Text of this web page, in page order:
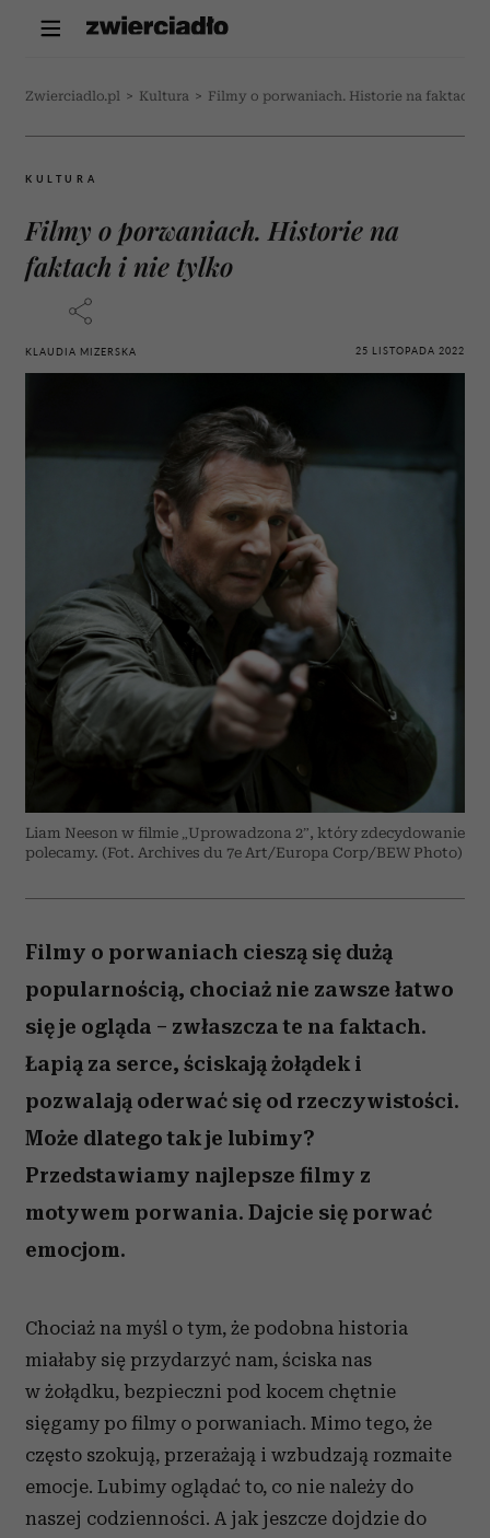
Zwierciadlo.pl > Kultura > Filmy o porwaniach. Historie na faktach
KULTURA
Filmy o porwaniach. Historie na
faktach i nie tylko
KLAUDIA MIZERSKA 25 LISTOPADA 2022
Liam Neeson w filmie „Uprowadzona 2”, który zdecydowanie
polecamy. (Fot. Archives du 7e Art/Europa Corp/BEW Photo)
Filmy o porwaniach cieszą się dużą
popularnością, chociaż nie zawsze łatwo
się je ogląda – zwłaszcza te na faktach.
Łapią za serce, ściskają żołądek i
pozwalają oderwać się od rzeczywistości.
Może dlatego tak je lubimy?
Przedstawiamy najlepsze filmy z
motywem porwania. Dajcie się porwać
emocjom.
Chociaż na myśl o tym, że podobna historia
miałaby się przydarzyć nam, ściska nas
w żołądku, bezpieczni pod kocem chętnie
sięgamy po filmy o porwaniach. Mimo tego, że
często szokują, przerażają i wzbudzają rozmaite
emocje. Lubimy oglądać to, co nie należy do
naszej codzienności. A jak jeszcze dojdzie do